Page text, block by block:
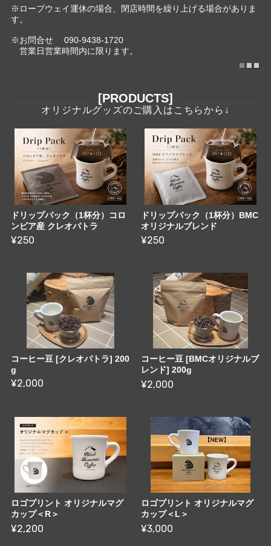
※ロープウェイ運休の場合、閉店時間を繰り上げる場合がありま
す。
※お問合せ 090-9438-1720
営業日営業時間内に限ります。
[PRODUCTS]
ドリップパック（1杯分）コロ
ンビア産 クレオパトラ
¥250
ドリップパック（1杯分）BMC
オリジナルブレンド
¥250
コーヒー豆 [クレオパトラ] 200
g
¥2,000
コーヒー豆 [BMCオリジナルブ
レンド] 200g
¥2,000
ロゴプリント オリジナルマグ
カップ＜R＞
¥2,200
ロゴプリント オリジナルマグ
カップ＜L＞
¥3,000